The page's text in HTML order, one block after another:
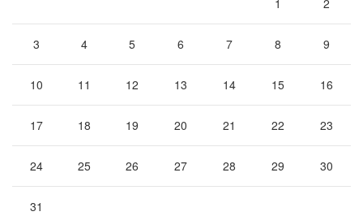
1 2
3 4 5 6 7 8 9
10 11 12 13 14 15 16
17 18 19 20 21 22 23
24 25 26 27 28 29 30
31